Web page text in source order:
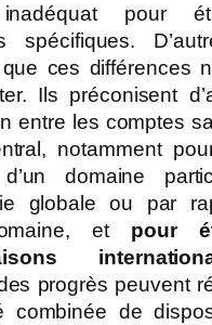
pour
spécifiques.
ces différences
Ils préconisent
entre les comptes
notamment
domaine
globale ou par
et pour
progrès peuvent
combinée de